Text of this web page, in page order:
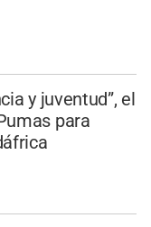
y juventud”, el
para